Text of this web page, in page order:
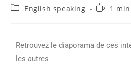
English speaking
1
Retrouvez le diaporama de ces
les autres